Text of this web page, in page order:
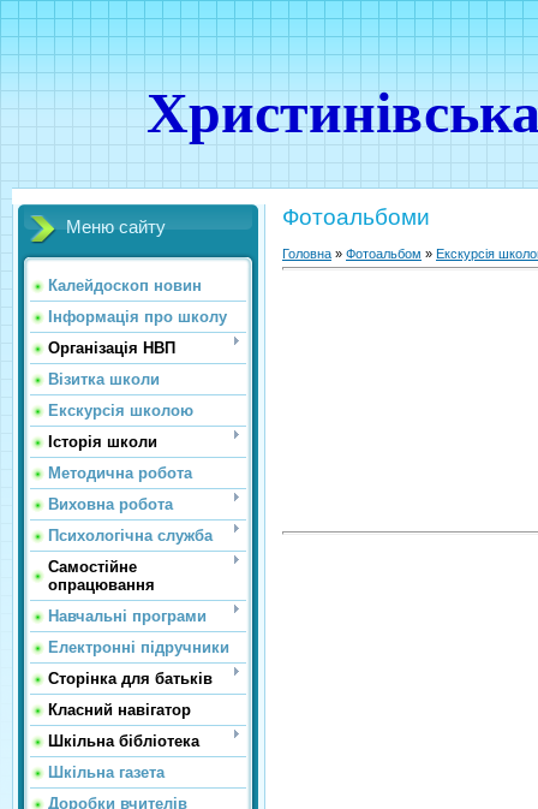
Меню сайту
Калейдоскоп новин
Інформація про школу
Організація НВП
Візитка школи
Екскурсія школою
Історія школи
Методична робота
Виховна робота
Психологічна служба
Самостійне
опрацювання
Навчальні програми
Електронні підручники
Сторінка для батьків
Класний навігатор
Шкільна бібліотека
Шкільна газета
Доробки вчителів
Фотоальбоми
Головна » Фотоальбом » Екскурсія